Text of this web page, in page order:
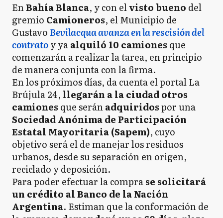
EnBahía Blanca, y con elvisto bueno del
gremio Camioneros, el Municipio de
GustavoBevilacqua avanza en la rescisión del
contratoy yaalquiló 10 camiones que
comenzarán a realizar la tarea, en principio
de manera conjunta con la firma.
En los próximos días, da cuenta el portal La
Brújula 24, llegarán a la ciudad otros
camiones que seránadquiridospor una
Sociedad Anónima de Participación
Estatal Mayoritaria (Sapem), cuyo
objetivo será el de manejar los residuos
urbanos, desde su separación en origen,
reciclado y deposición.
Para poder efectuar la comprase solicitará
un crédito al Banco de la Nación
Argentina. Estiman que la conformación de